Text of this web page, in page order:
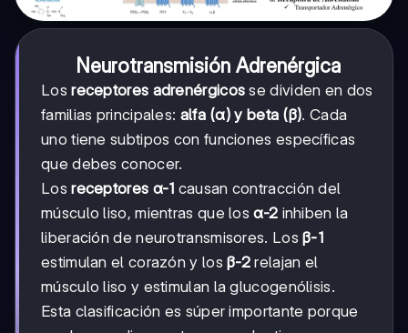
Neurotransmisión Adrenérgica
Losreceptores adrenérgicos se dividen en dos
familias principales: alfa (α) y beta (β). Cada
uno tiene subtipos con funciones específicas
que debes conocer.
Losreceptores α-1 causan contracción del
músculo liso, mientras que losα-2 inhiben la
liberación de neurotransmisores. Losβ-1
estimulan el corazón y losβ-2 relajan el
músculo liso y estimulan la glucogenólisis.
Esta clasificación es súper importante porque